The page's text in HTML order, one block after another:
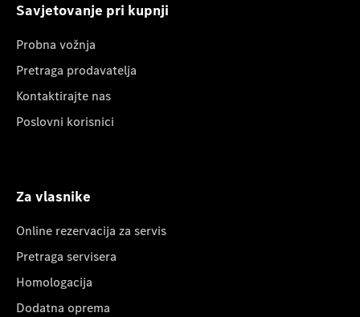
Savjetovanje pri kupnji
Probna vožnja
Pretraga prodavatelja
Kontaktirajte nas
Poslovni korisnici
Za vlasnike
Online rezervacija za servis
Pretraga servisera
Homologacija
Dodatna oprema